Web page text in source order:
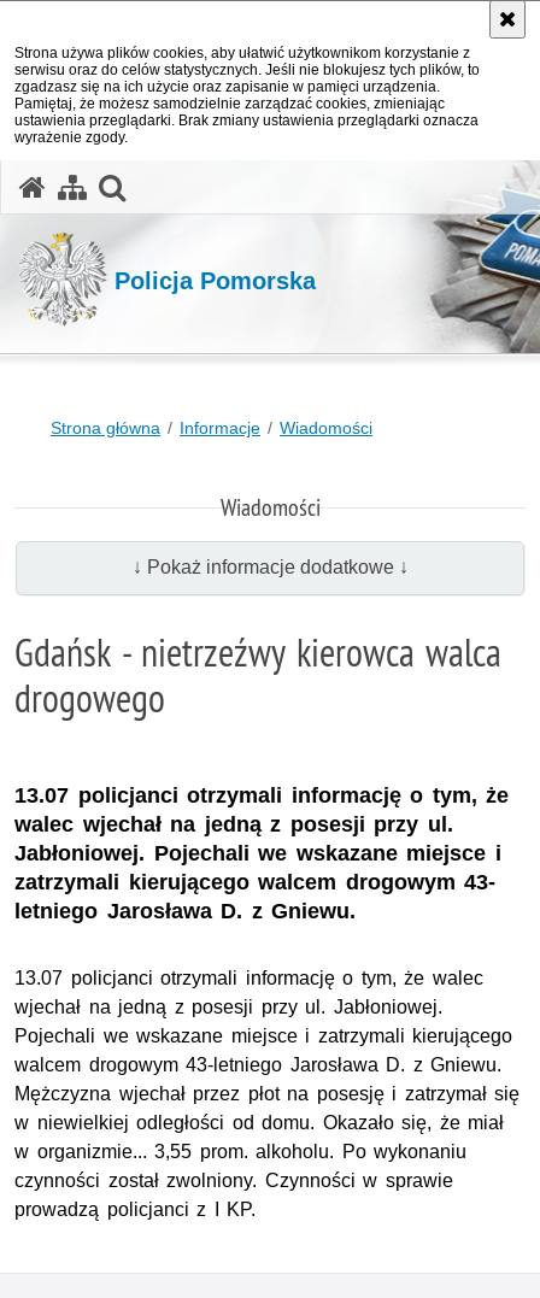
Strona używa plików cookies, aby ułatwić użytkownikom korzystanie z
serwisu oraz do celów statystycznych. Jeśli nie blokujesz tych plików, to
zgadzasz się na ich użycie oraz zapisanie w pamięci urządzenia.
Pamiętaj, że możesz samodzielnie zarządzać cookies, zmieniając
ustawienia przeglądarki. Brak zmiany ustawienia przeglądarki oznacza
wyrażenie zgody.
Policja Pomorska
Strona główna Informacje Wiadomości
Wiadomości
↓ Pokaż informacje dodatkowe ↓
Gdańsk - nietrzeźwy kierowca walca
drogowego
13.07 policjanci otrzymali informację o tym, że
walec wjechał na jedną z posesji przy ul.
Jabłoniowej. Pojechali we wskazane miejsce i
zatrzymali kierującego walcem drogowym 43-
letniego Jarosława D. z Gniewu.
13.07 policjanci otrzymali informację o tym, że walec
wjechał na jedną z posesji przy ul. Jabłoniowej.
Pojechali we wskazane miejsce i zatrzymali kierującego
walcem drogowym 43-letniego Jarosława D. z Gniewu.
Mężczyzna wjechał przez płot na posesję i zatrzymał się
w niewielkiej odległości od domu. Okazało się, że miał
w organizmie... 3,55 prom. alkoholu. Po wykonaniu
czynności został zwolniony. Czynności w sprawie
prowadzą policjanci z I KP.